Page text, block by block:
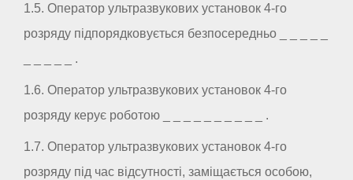
1.5. Оператор ультразвукових установок 4-го
розряду підпорядковується безпосередньо _ _ _ _ _
_ _ _ _ _ .
1.6. Оператор ультразвукових установок 4-го
розряду керує роботою _ _ _ _ _ _ _ _ _ _ .
1.7. Оператор ультразвукових установок 4-го
розряду під час відсутності, заміщається особою,